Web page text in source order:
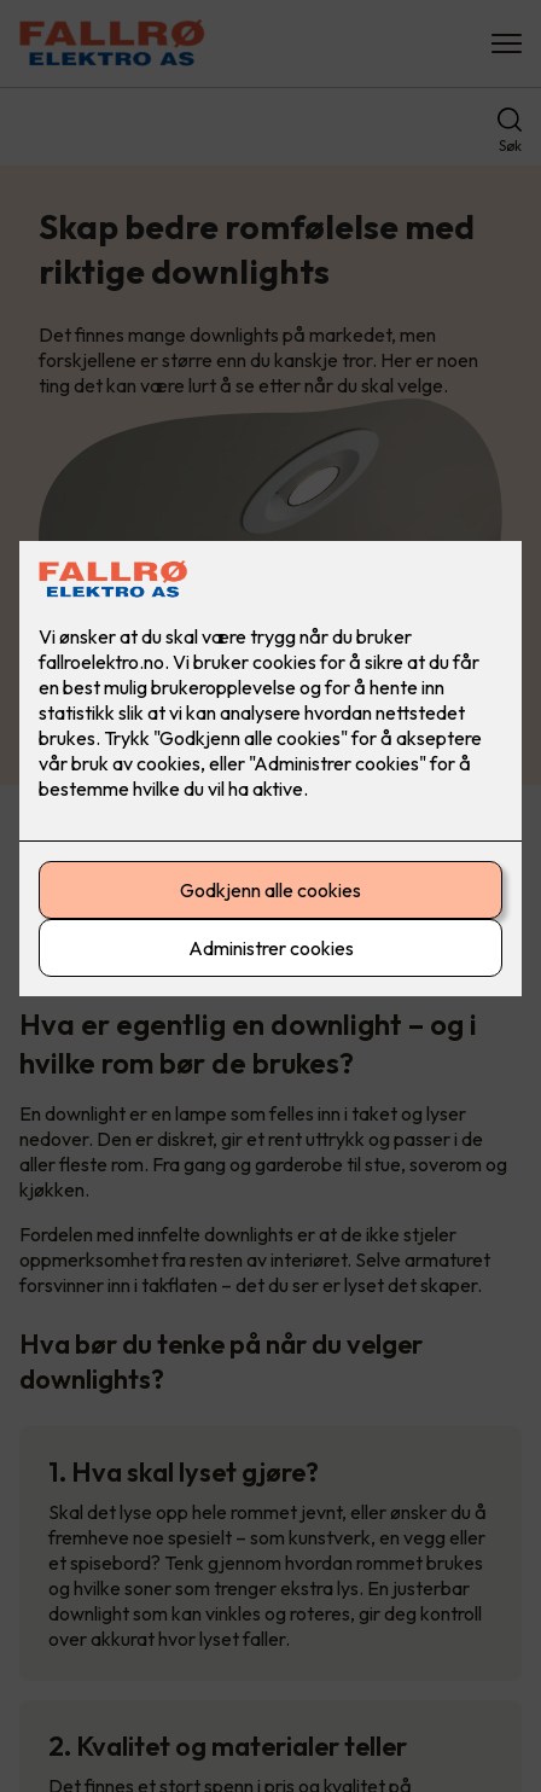
Søk
Skap bedre romfølelse med
riktige downlights
Det finnes mange downlights på markedet, men
forskjellene er større enn du kanskje tror. Her er noen
ting det kan være lurt å se etter når du skal velge.
du pusser opp eller renoverer, er det lett å prioritere fliser,
overflater og møbler, mens lyset ofte havner nederst på
lista. Det er synd, for riktig belysning er faktisk det som
Hva er egentlig en downlight – og i
hvilke rom bør de brukes?
En downlight er en lampe som felles inn i taket og lyser
nedover. Den er diskret, gir et rent uttrykk og passer i de
aller fleste rom. Fra gang og garderobe til stue, soverom og
kjøkken.
Fordelen med innfelte downlights er at de ikke stjeler
oppmerksomhet fra resten av interiøret. Selve armaturet
forsvinner inn i takflaten – det du ser er lyset det skaper.
Hva bør du tenke på når du velger
downlights?
1. Hva skal lyset gjøre?
Skal det lyse opp hele rommet jevnt, eller ønsker du å
fremheve noe spesielt – som kunstverk, en vegg eller
et spisebord? Tenk gjennom hvordan rommet brukes
og hvilke soner som trenger ekstra lys. En justerbar
downlight som kan vinkles og roteres, gir deg kontroll
over akkurat hvor lyset faller.
2. Kvalitet og materialer teller
Det finnes et stort spenn i pris og kvalitet på